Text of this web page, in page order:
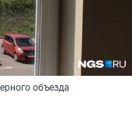
объезда